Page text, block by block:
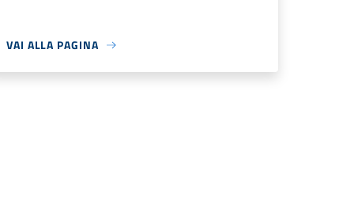
VAI ALLA PAGINA